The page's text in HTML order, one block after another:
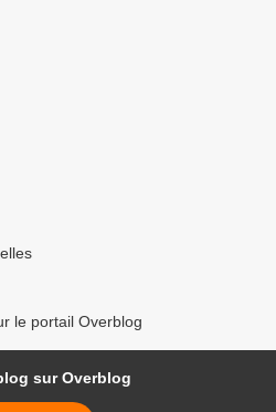
le portail Overblog
sur Overblog